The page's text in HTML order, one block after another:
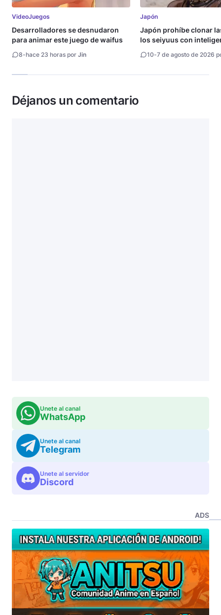
VideoJuegos
Desarrolladores se desnudaron
para animar este juego de waifus
8-hace 23 horas por Jin
Japón
Japón prohíbe clonar
los seiyuus con
10-7 de agosto de 2026
Déjanos un comentario
Unete al canal
WhatsApp
Unete al canal
Telegram
Unete al servidor
Discord
ADS